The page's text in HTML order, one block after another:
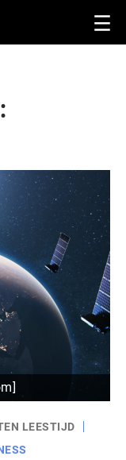
LEESTIJD